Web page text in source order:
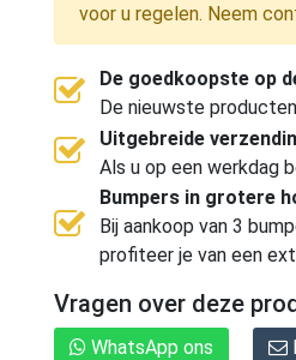
voor u regelen. Neem
De goedkoopste op
De nieuwste
Uitgebreide
Als u op een werkdag
Bumpers in grotere
Bij aankoop van 3
profiteer je van een
Vragen over deze
WhatsApp ons